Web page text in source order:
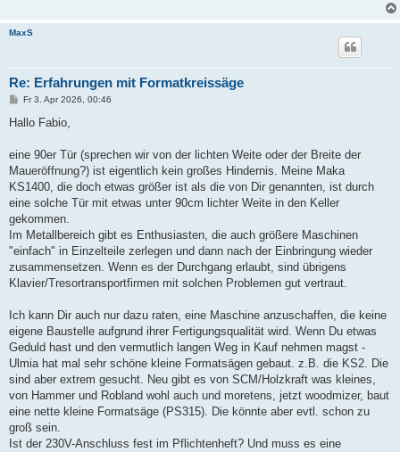
MaxS
Re: Erfahrungen mit Formatkreissäge
B
i
a
Fr 3. Apr 2026, 00:46
Hallo Fabio,
eine 90er Tür (sprechen wir von der lichten Weite oder der Breite der
Maueröffnung?) ist eigentlich kein großes Hindernis. Meine Maka
KS1400, die doch etwas größer ist als die von Dir genannten, ist durch
eine solche Tür mit etwas unter 90cm lichter Weite in den Keller
gekommen.
Im Metallbereich gibt es Enthusiasten, die auch größere Maschinen
"einfach" in Einzelteile zerlegen und dann nach der Einbringung wieder
zusammensetzen. Wenn es der Durchgang erlaubt, sind übrigens
Klavier/Tresortransportfirmen mit solchen Problemen gut vertraut.
Ich kann Dir auch nur dazu raten, eine Maschine anzuschaffen, die keine
eigene Baustelle aufgrund ihrer Fertigungsqualität wird. Wenn Du etwas
Geduld hast und den vermutlich langen Weg in Kauf nehmen magst -
Ulmia hat mal sehr schöne kleine Formatsägen gebaut. z.B. die KS2. Die
sind aber extrem gesucht. Neu gibt es von SCM/Holzkraft was kleines,
von Hammer und Robland wohl auch und moretens, jetzt woodmizer, baut
eine nette kleine Formatsäge (PS315). Die könnte aber evtl. schon zu
groß sein.
Ist der 230V-Anschluss fest im Pflichtenheft? Und muss es eine